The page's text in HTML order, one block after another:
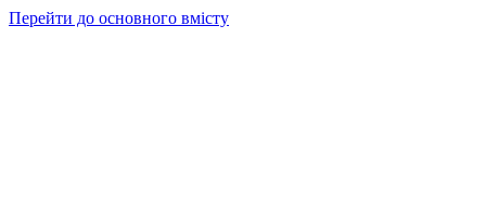
Перейти до основного вмісту